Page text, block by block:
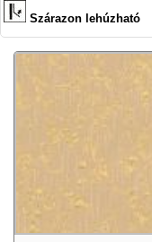
Szárazon lehúzható